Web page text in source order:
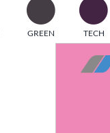
GREEN TECH